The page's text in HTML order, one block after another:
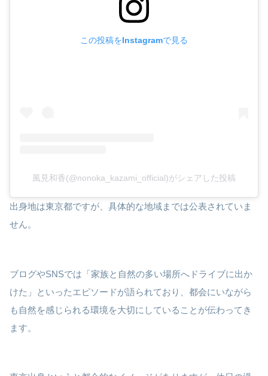
この投稿をInstagramで見る
風見和香(@nonoka_kazami_official)がシェアした投稿
出身地は東京都ですが、具体的な地域までは公表されていま
せん。
ブログやSNSでは「家族と自然の多い場所へドライブに出か
けた」といったエピソードが語られており、都会にいながら
も自然を感じられる環境を大切にしていることが伝わってき
ます。